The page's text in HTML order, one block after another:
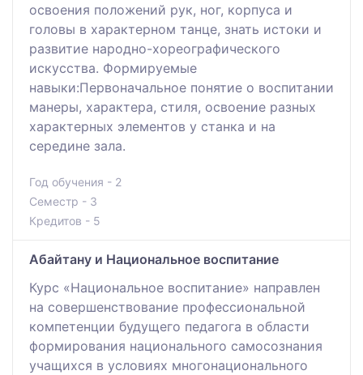
освоения положений рук, ног, корпуса и
головы в характерном танце, знать истоки и
развитие народно-хореографического
искусства. Формируемые
навыки:Первоначальное понятие о воспитании
манеры, характера, стиля, освоение разных
характерных элементов у станка и на
середине зала.
Год обучения - 2
Семестр - 3
Кредитов - 5
Абайтану и Национальное воспитание
Курс «Национальное воспитание» направлен
на совершенствование профессиональной
компетенции будущего педагога в области
формирования национального самосознания
учащихся в условиях многонационального